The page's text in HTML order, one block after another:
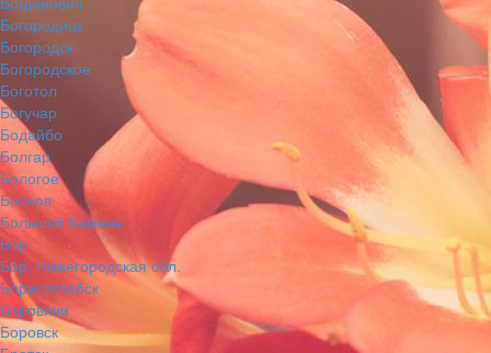
Богородицк
Богородск
Богородское
Боготол
Богучар
Бодайбо
Болгар
Бологое
Болхов
Большой Камень
Бор
Бор, Нижегородская обл.
Борисоглебск
Боровичи
Боровск